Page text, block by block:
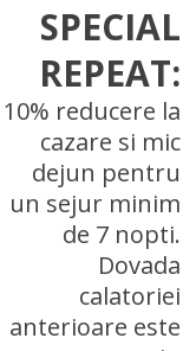
SPECIAL
REPEAT:
10% reducere la
cazare si mic
dejun pentru
un sejur minim
de 7 nopti.
Dovada
calatoriei
anterioare este